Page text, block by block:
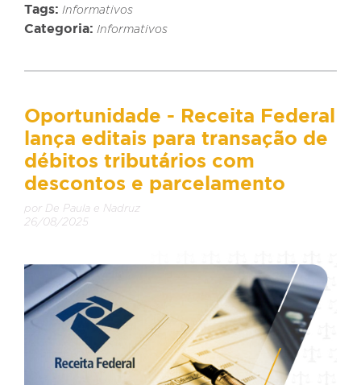
Tags: Informativos
Categoria: Informativos
Oportunidade - Receita Federal
lança editais para transação de
débitos tributários com
descontos e parcelamento
por De Paula e Nadruz
26/08/2025